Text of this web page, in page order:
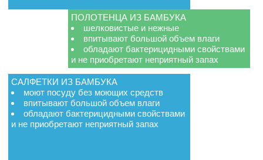
ПОЛОТЕНЦА ИЗ БАМБУКА
шелковистые и нежные
впитывают большой объем влаги
обладают бактерицидными свойствами
и не приобретают неприятный запах
САЛФЕТКИ ИЗ БАМБУКА
моют посуду без моющих средств
впитывают большой объем влаги
обладают бактерицидными свойствами
и не приобретают неприятный запах